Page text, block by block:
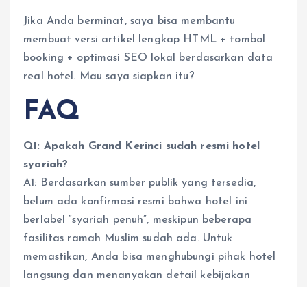
Jika Anda berminat, saya bisa membantu
membuat versi artikel lengkap HTML + tombol
booking + optimasi SEO lokal berdasarkan data
real hotel. Mau saya siapkan itu?
FAQ
Q1: Apakah Grand Kerinci sudah resmi hotel
syariah?
A1: Berdasarkan sumber publik yang tersedia,
belum ada konfirmasi resmi bahwa hotel ini
berlabel “syariah penuh”, meskipun beberapa
fasilitas ramah Muslim sudah ada. Untuk
memastikan, Anda bisa menghubungi pihak hotel
langsung dan menanyakan detail kebijakan